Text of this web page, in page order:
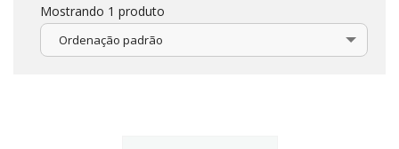
Mostrando 1 produto
Ordenação padrão